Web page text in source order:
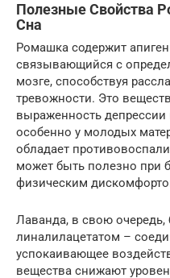
Полезные Свойства
Сна
Ромашка содержит
связывающийся с
мозге, способствуя
тревожности. Это
выраженность депрессии
особенно у молодых
обладает
может быть полезно при
физическим
Лаванда, в свою очередь,
линалилацетатом –
успокаивающее
вещества снижают